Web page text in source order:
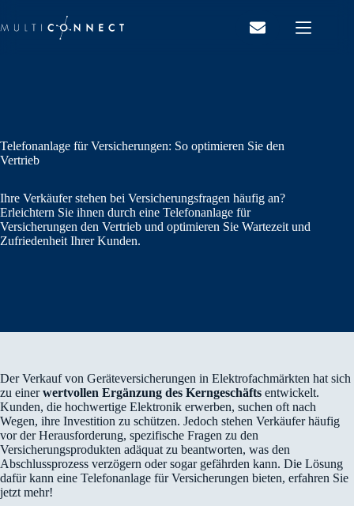
springen
Telefonanlage für Versicherungen: So optimieren Sie den
Vertrieb
Ihre Verkäufer stehen bei Versicherungsfragen häufig an?
Erleichtern Sie ihnen durch eine Telefonanlage für
Versicherungen den Vertrieb und optimieren Sie Wartezeit und
Zufriedenheit Ihrer Kunden.
Der Verkauf von Geräteversicherungen in Elektrofachmärkten hat sich
zu einerwertvollen Ergänzung des Kerngeschäfts entwickelt.
Kunden, die hochwertige Elektronik erwerben, suchen oft nach
Wegen, ihre Investition zu schützen. Jedoch stehen Verkäufer häufig
vor der Herausforderung, spezifische Fragen zu den
Versicherungsprodukten adäquat zu beantworten, was den
Abschlussprozess verzögern oder sogar gefährden kann. Die Lösung
dafür kann eine Telefonanlage für Versicherungen bieten, erfahren Sie
jetzt mehr!